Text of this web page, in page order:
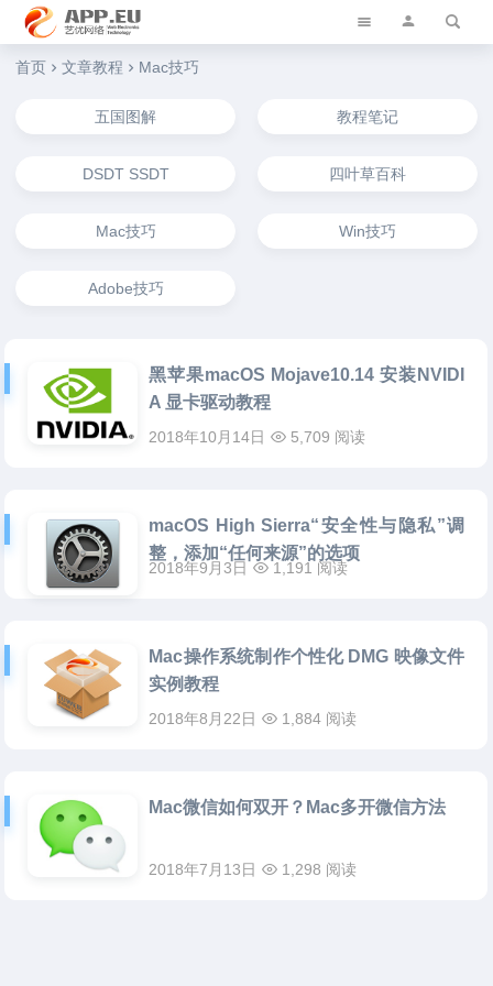
艺优软件乐园
首页 文章教程 Mac技巧
五国图解 教程笔记
DSDT SSDT 四叶草百科
Mac技巧 Win技巧
Adobe技巧
黑苹果macOS Mojave10.14 安装NVIDI
A 显卡驱动教程
2018年10月14日 5,709 阅读
macOS High Sierra“安全性与隐私”调
整，添加“任何来源”的选项
2018年9月3日 1,191 阅读
Mac操作系统制作个性化 DMG 映像文件
实例教程
2018年8月22日 1,884 阅读
Mac微信如何双开？Mac多开微信方法
2018年7月13日 1,298 阅读